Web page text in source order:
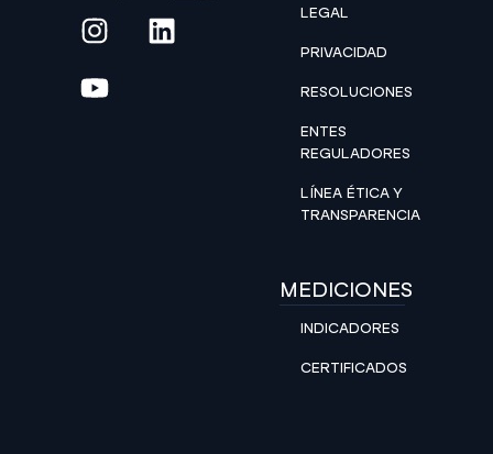
LEGAL
PRIVACIDAD
RESOLUCIONES
ENTES
REGULADORES
LÍNEA ÉTICA Y
TRANSPARENCIA
MEDICIONES
INDICADORES
CERTIFICADOS